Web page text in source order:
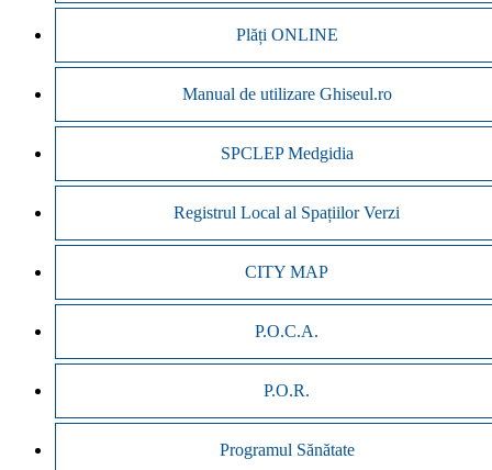
Plăți ONLINE
Manual de utilizare Ghiseul.ro
SPCLEP Medgidia
Registrul Local al Spațiilor Verzi
CITY MAP
P.O.C.A.
P.O.R.
Programul Sănătate